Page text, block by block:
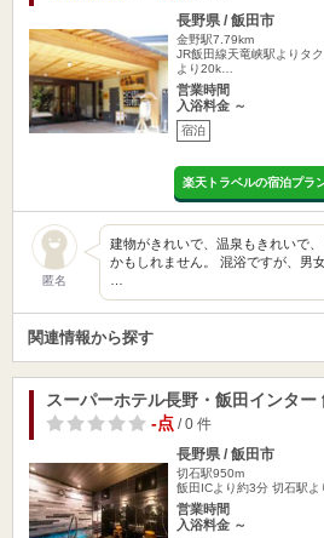
長野県 / 飯田市
金野駅7.79km
JR飯田線天竜峡駅よりタ
より20k…
営業時間
入浴料金 ～
宿泊
楽天トラベルの宿泊プラ
匿名
建物がきれいで、温泉もきれいで
かもしれません。 混浴ですが、男
関連情報から探す
スーパーホテル長野・飯田インター
-点/ 0 件
長野県 / 飯田市
切石駅950m
飯田ICより約3分 切石駅よ
営業時間
入浴料金 ～